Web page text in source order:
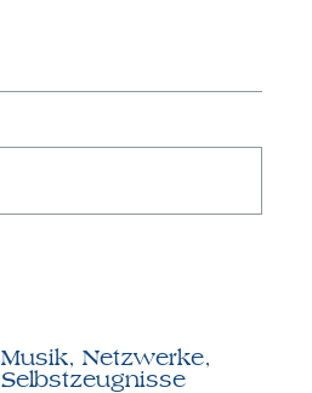
Musik, Netzwerke,
Selbstzeugnisse